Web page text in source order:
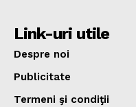
Link-uri utile
Despre noi
Publicitate
Termeni şi condiţii